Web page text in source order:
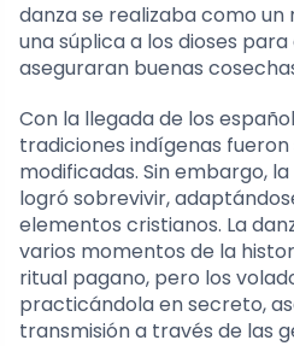
danza se realizaba como
una súplica a los dioses
aseguraran buenas
Con la llegada de los
tradiciones indígenas fueron
modificadas. Sin embargo,
logró sobrevivir,
elementos cristianos. La
varios momentos de la
ritual pagano, pero los
practicándola en secreto,
transmisión a través de las